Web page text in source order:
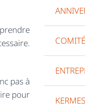
pas à
pour